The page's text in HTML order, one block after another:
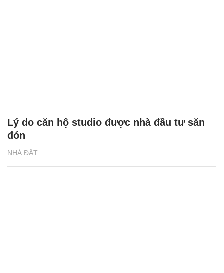
NHÀ ĐẤT
Lý do căn hộ studio được nhà đầu tư săn
đón